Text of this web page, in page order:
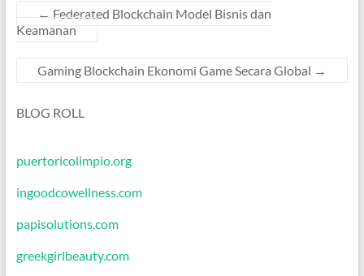
← Federated Blockchain Model Bisnis dan
Keamanan
Gaming Blockchain Ekonomi Game Secara Global →
BLOG ROLL
puertoricolimpio.org
ingoodcowellness.com
papisolutions.com
greekgirlbeauty.com